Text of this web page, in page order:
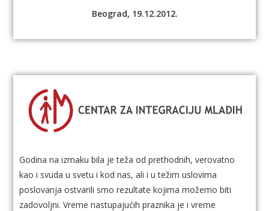
Beograd, 19.12.2012.
Godina na izmaku bila je teža od prethodnih, verovatno
kao i svuda u svetu i kod nas, ali i u težim uslovima
poslovanja ostvarili smo rezultate kojima možemo biti
zadovoljni. Vreme nastupajućih praznika je i vreme